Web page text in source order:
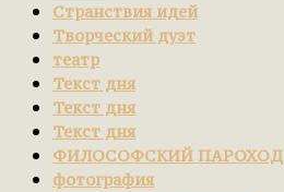
Странствия идей
Творческий дуэт
театр
Текст дня
Текст дня
Текст дня
ФИЛОСОФСКИЙ ПАРОХОД
фотография